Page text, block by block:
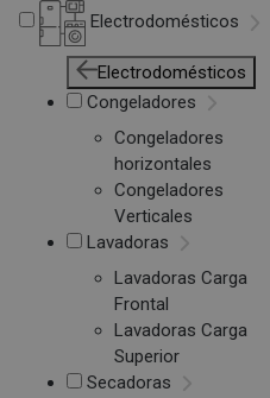
Electrodomésticos
Electrodomésticos
Congeladores
Congeladores
horizontales
Congeladores
Verticales
Lavadoras
Lavadoras Carga
Frontal
Lavadoras Carga
Superior
Secadoras